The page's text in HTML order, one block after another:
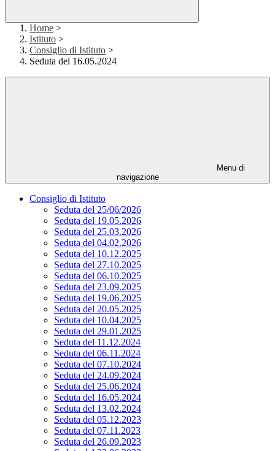
Home >
Istituto >
Consiglio di Istituto >
Seduta del 16.05.2024
Menu di
navigazione
Consiglio di Istituto
Seduta del 25/06/2026
Seduta del 19.05.2026
Seduta del 25.03.2026
Seduta del 04.02.2026
Seduta del 10.12.2025
Seduta del 27.10.2025
Seduta del 06.10.2025
Seduta del 23.09.2025
Seduta del 19.06.2025
Seduta del 20.05.2025
Seduta del 10.04.2025
Seduta del 29.01.2025
Seduta del 11.12.2024
Seduta del 06.11.2024
Seduta del 07.10.2024
Seduta del 24.09.2024
Seduta del 25.06.2024
Seduta del 16.05.2024
Seduta del 13.02.2024
Seduta del 05.12.2023
Seduta del 07.11.2023
Seduta del 26.09.2023